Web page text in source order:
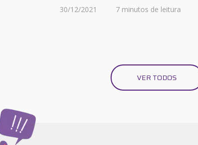
30/12/2021 7 minutos de leitura
VER TODOS